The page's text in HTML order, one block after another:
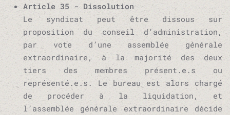
Article 35 - Dissolution
Le syndicat peut être dissous sur
proposition du conseil d’administration,
par vote d’une assemblée générale
extraordinaire, à la majorité des deux
tiers des membres présent.e.s ou
représenté.e.s. Le bureau est alors chargé
de procéder à la liquidation, et
l’assemblée générale extraordinaire décide